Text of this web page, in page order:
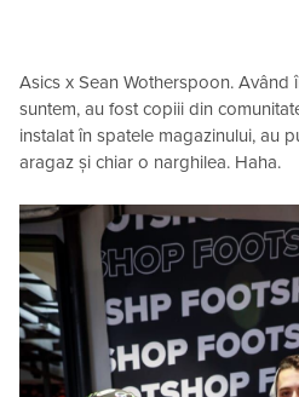
Asics x Sean Wotherspoon.
suntem, au fost copiii din
instalat în spatele magazinului, au
aragaz și chiar o narghilea. Haha.